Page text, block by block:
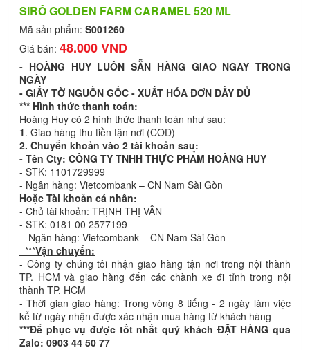
SIRÔ GOLDEN FARM CARAMEL 520 ML
Mã sản phẩm: S001260
Giá bán: 48.000 VND
- HOÀNG HUY LUÔN SẴN HÀNG GIAO NGAY TRONG
NGÀY
- GIẤY TỜ NGUỒN GỐC - XUẤT HÓA ĐƠN ĐẦY ĐỦ
*** Hình thức thanh toán:
Hoàng Huy có 2 hình thức thanh toán như sau:
1. Giao hàng thu tiền tận nơi (COD)
2. Chuyển khoản vào 2 tài khoản sau:
- Tên Cty: CÔNG TY TNHH THỰC PHẨM HOÀNG HUY
- STK: 1101729999
- Ngân hàng: Vietcombank – CN Nam Sài Gòn
Hoặc Tài khoản cá nhân:
- Chủ tài khoản: TRỊNH THỊ VÂN
- STK: 0181 00 2577199
- Ngân hàng: Vietcombank – CN Nam Sài Gòn
***Vận chuyển:
- Công ty chúng tôi nhận giao hàng tận nơi trong nội thành
TP. HCM và giao hàng đến các chành xe đi tỉnh trong nội
thành TP. HCM
- Thời gian giao hàng: Trong vòng 8 tiếng - 2 ngày làm việc
kể từ ngày nhận được xác nhận mua hàng từ khách hàng
***Để phục vụ được tốt nhất quý khách ĐẶT HÀNG qua
Zalo: 0903 44 50 77